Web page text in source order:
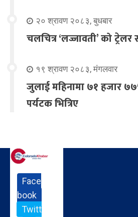
२० श्रावण २०८३, बुधबार
चलचित्र ‘लज्जावती’ को ट्रेलर
१९ श्रावण २०८३, मंगलवार
जुलाई महिनामा ७१ हजार
पर्यटक भित्रिए
Face
book
Twitt